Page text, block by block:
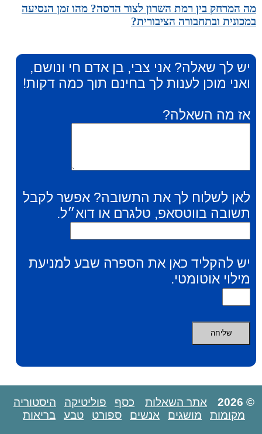
מה המרחק בין רמת השרון לצור הדסה? מהו זמן הנסיעה
במכונית ובתחבורה הציבורית?
יש לך שאלה? אני צבי, בן אדם חי ונושם,
ואני מוכן לענות לך בחינם תוך כמה דקות!
אז מה השאלה?
לאן לשלוח לך את התשובה? אפשר לקבל
תשובה בווטסאפ, טלגרם או דוא״ל.
יש להקליד כאן את הספרה שבע למניעת
מילוי אוטומטי.
© 2026 אתר השאלות כסף פוליטיקה
היסטוריה
מקומות
מושגים אנשים ספורט טבע בריאות